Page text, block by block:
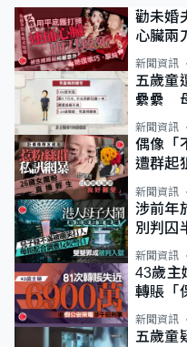
勸未婚
心臟兩
新聞資訊
五歲童
纍纍
類案最
新聞資訊
偶像「
遭群起
新聞資訊
涉前年
別判囚
新聞資訊
43歲主
轉賬「
新聞資訊
五歲童